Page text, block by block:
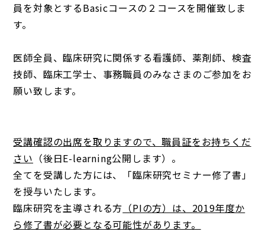
員を対象とするBasicコースの２コースを開催致しま
す。
医師全員、臨床研究に関係する看護師、薬剤師、検査
技師、臨床工学士、事務職員のみなさまのご参加をお
願い致します。
受講確認の出席を取りますので、職員証をお持ちくだ
さい （後日E-learning公開します）。
全てを受講した方には、「臨床研究セミナー修了書」
を授与いたします。
臨床研究を主導される方 （PIの方）は、2019年度か
ら修了書が必要となる可能性があります。